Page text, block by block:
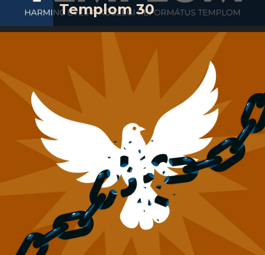
Templom 30
Kedves Barátunk!Napjainkban lesz
harminc éve, hogy a Kőszegi
Református Templomot
felszentelték, és ezzel egy új korszak
indult el gyülekezetünk életében. Erre
emlékezve egy közösségbe
szeretnénk gyűjteni a templomépítők
nemzedékét egyházközségünk mai
tagjaival, hogy együtt emlékezve és
ünnepelve adjunk hálát a mi hatalmas
Istenünknek az alkotás öröméért, az
évtizedeken átnyúló baráti és
testvéri kapcsolatokért, és azért,…